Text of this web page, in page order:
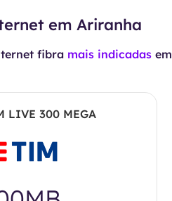
em Ariranha
fibra mais indicadasem
LIVE 300 MEGA